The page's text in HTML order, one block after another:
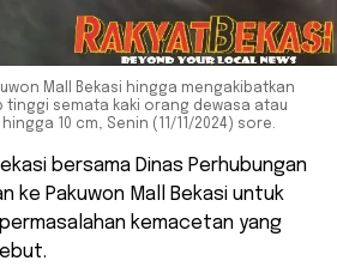
Mall Bekasi hingga mengakibatkan
tinggi semata kaki orang dewasa atau
10 cm, Senin (11/11/2024) sore.
bersama Dinas Perhubungan
ke Pakuwon Mall Bekasi untuk
kemacetan yang